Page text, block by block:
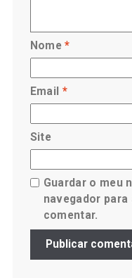
Nome*
Email *
Site
Guardar o meu
navegador para
comentar.